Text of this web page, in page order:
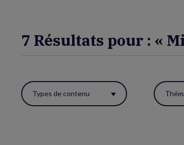
7 Résultats pour : «
Utiliser
ces
Types de contenu